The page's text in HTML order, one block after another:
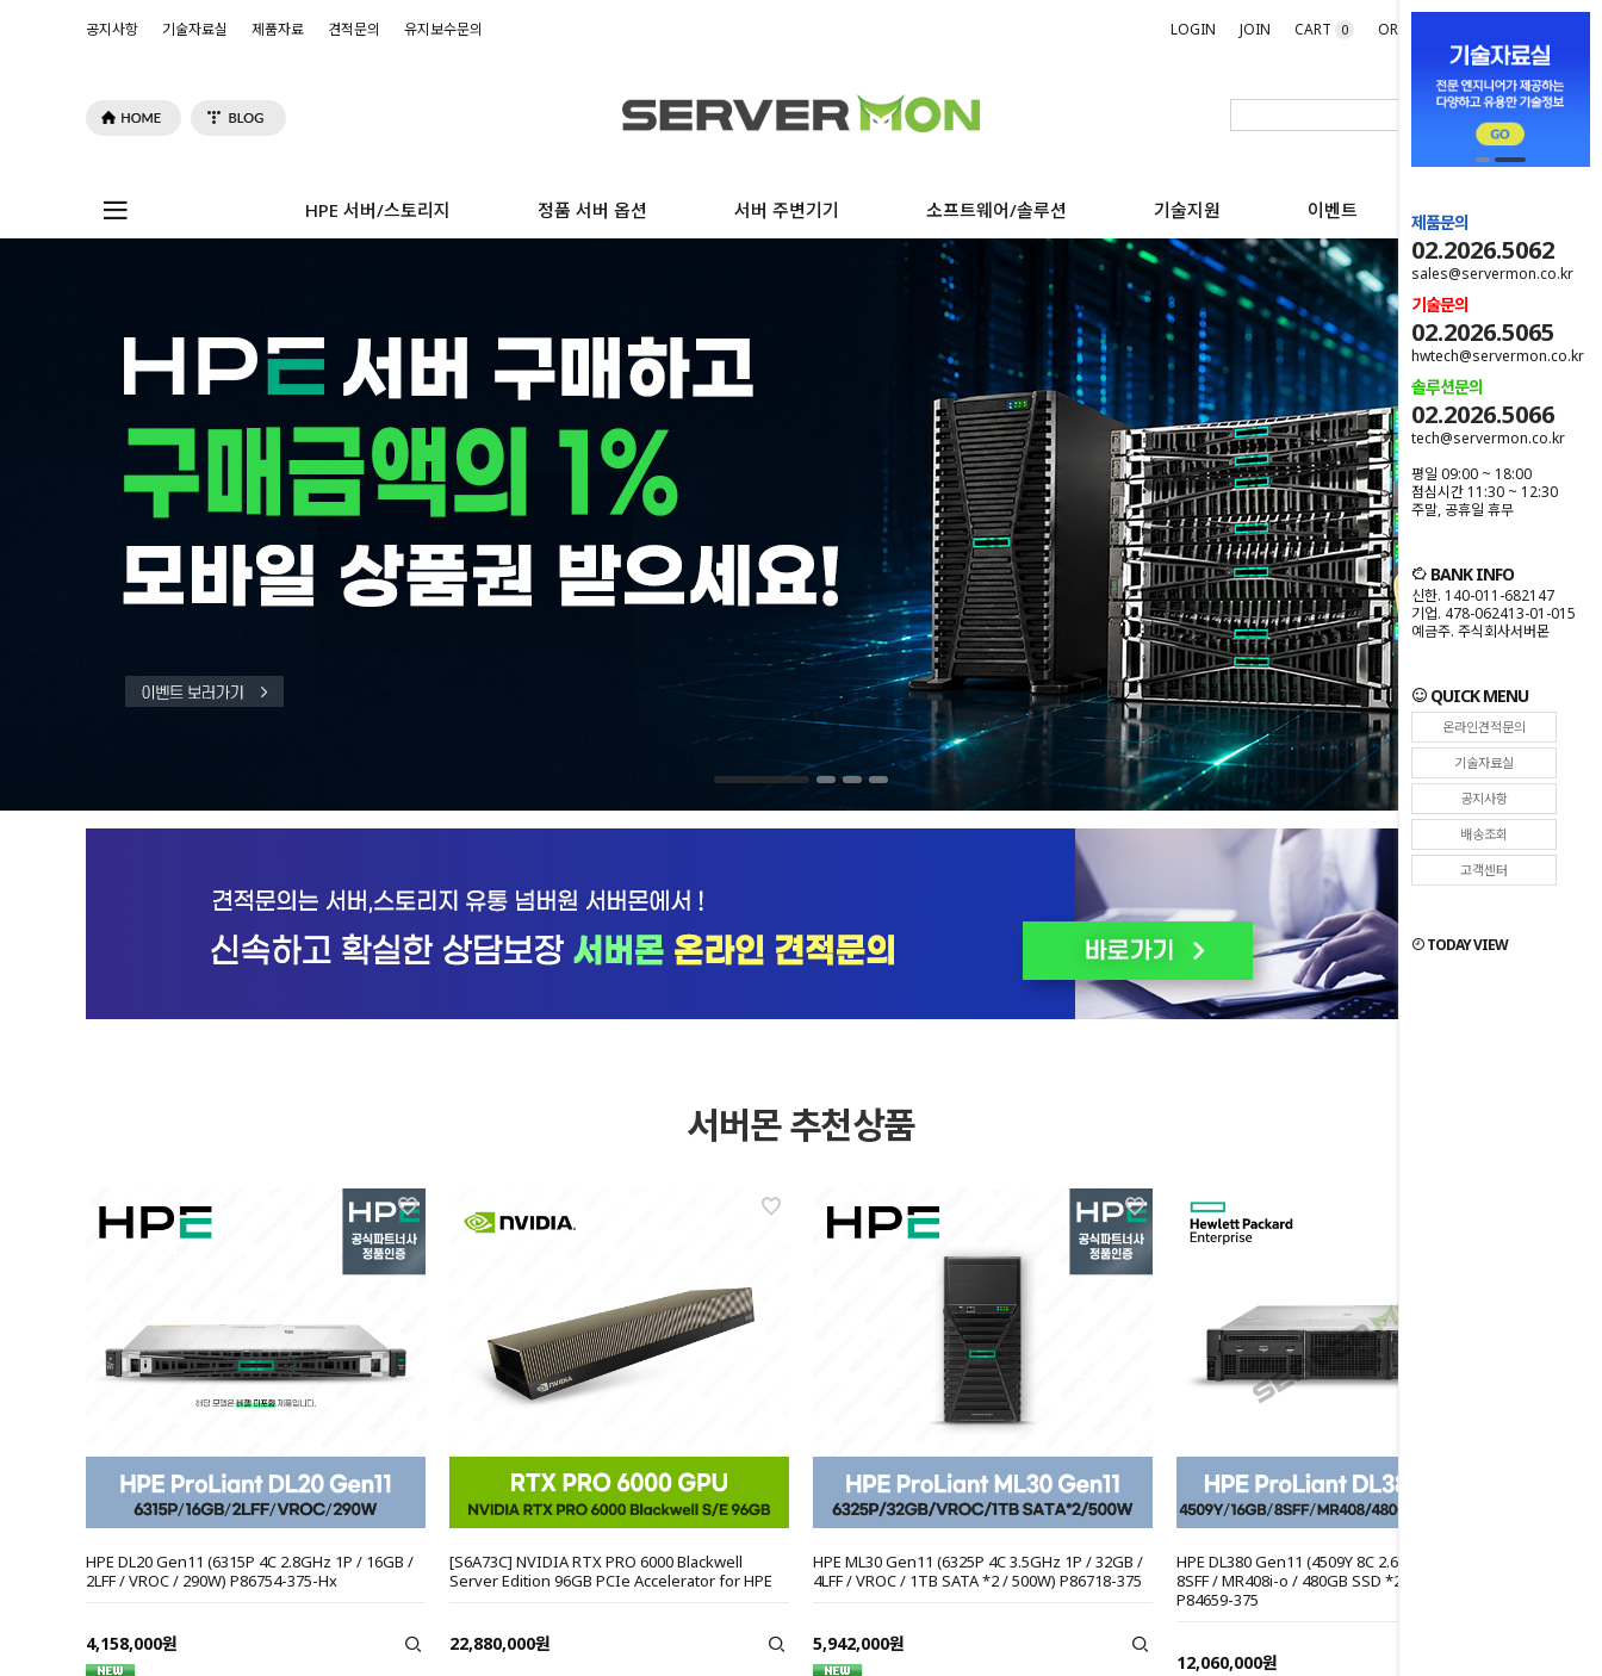
공지사항 기술자료실 제품자료 견적문의 유지보수문의 LOGIN JOIN CART 0 ORDER
HPE 서버/스토리지 정품 서버 옵션 서버 주변기기 소프트웨어/솔루션 기술지원 이벤트
제품문의
02.2026.5062
sales@servermon.co.kr
기술문의
02.2026.5065
hwtech@servermon.co.kr
솔루션문의
02.2026.5066
tech@servermon.co.kr
평일 09:00 ~ 18:00
점심시간 11:30 ~ 12:30
주말, 공휴일 휴무
BANK INFO
신한. 140-011-682147
기업. 478-062413-01-015
예금주. 주식회사서버몬
QUICK MENU
온라인견적문의
기술자료실
공지사항
배송조회
고객센터
TODAY VIEW
서버몬 추천상품
HPE DL20 Gen11 (6315P 4C 2.8GHz 1P / 16GB /
2LFF / VROC / 290W) P86754-375-Hx
4,158,000원
[S6A73C] NVIDIA RTX PRO 6000 Blackwell
Server Edition 96GB PCIe Accelerator for HPE
22,880,000원
HPE ML30 Gen11 (6325P 4C 3.5GHz 1P / 32GB /
4LFF / VROC / 1TB SATA *2 / 500W) P86718-375
5,942,000원
HPE DL380 Gen11 (4509Y 8C 2.6GHz 1P / 16GB /
8SFF / MR408i-o / 480GB SSD *2 / 800W)
P84659-375
12,060,000원